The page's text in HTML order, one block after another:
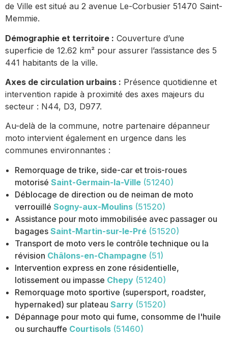
de Ville est situé au 2 avenue Le-Corbusier 51470 Saint-
Memmie.
Démographie et territoire : Couverture d’une
superficie de 12.62 km² pour assurer l’assistance des 5
441 habitants de la ville.
Axes de circulation urbains : Présence quotidienne et
intervention rapide à proximité des axes majeurs du
secteur : N44, D3, D977.
Au-delà de la commune, notre partenaire dépanneur
moto intervient également en urgence dans les
communes environnantes :
Remorquage de trike, side-car et trois-roues
motorisé Saint-Germain-la-Ville (51240)
Déblocage de direction ou de neiman de moto
verrouillé Sogny-aux-Moulins (51520)
Assistance pour moto immobilisée avec passager ou
bagages Saint-Martin-sur-le-Pré (51520)
Transport de moto vers le contrôle technique ou la
révision Châlons-en-Champagne (51)
Intervention express en zone résidentielle,
lotissement ou impasse Chepy (51240)
Remorquage moto sportive (supersport, roadster,
hypernaked) sur plateau Sarry (51520)
Dépannage pour moto qui fume, consomme de l'huile
ou surchauffe Courtisols (51460)